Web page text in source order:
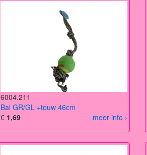
6004.211
Bal GR/GL +touw 46cm
meer info ›
€ 1,69